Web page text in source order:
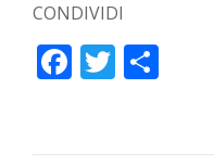
CONDIVIDI
FacebookTwitter